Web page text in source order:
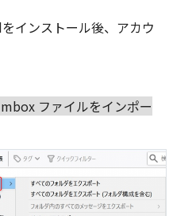
インストール後、アカウ
mbox ファイルをインポー